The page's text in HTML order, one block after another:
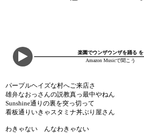
楽園でウンザウンザを踊る を
Amazon Musicで聞こう
パープルヘイズな村へご来店さ
雄弁なおっさんの説教真っ最中やねん
Sunshine通りの裏を突っ切って
看板通りいきゃスタミナ丼ぶり屋さん
わきゃない んなわきゃない